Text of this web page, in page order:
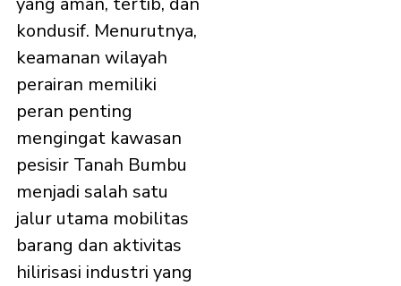
kondusif. Menurutnya,
keamanan wilayah
perairan memiliki
peran penting
mengingat kawasan
pesisir Tanah Bumbu
menjadi salah satu
jalur utama mobilitas
barang dan aktivitas
hilirisasi industri yang